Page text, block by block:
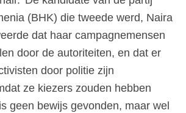
(BHK) die tweede werd, Naira
dat haar campagnemensen
door de autoriteiten, en dat er
door politie zijn
ze kiezers zouden hebben
geen bewijs gevonden, maar wel